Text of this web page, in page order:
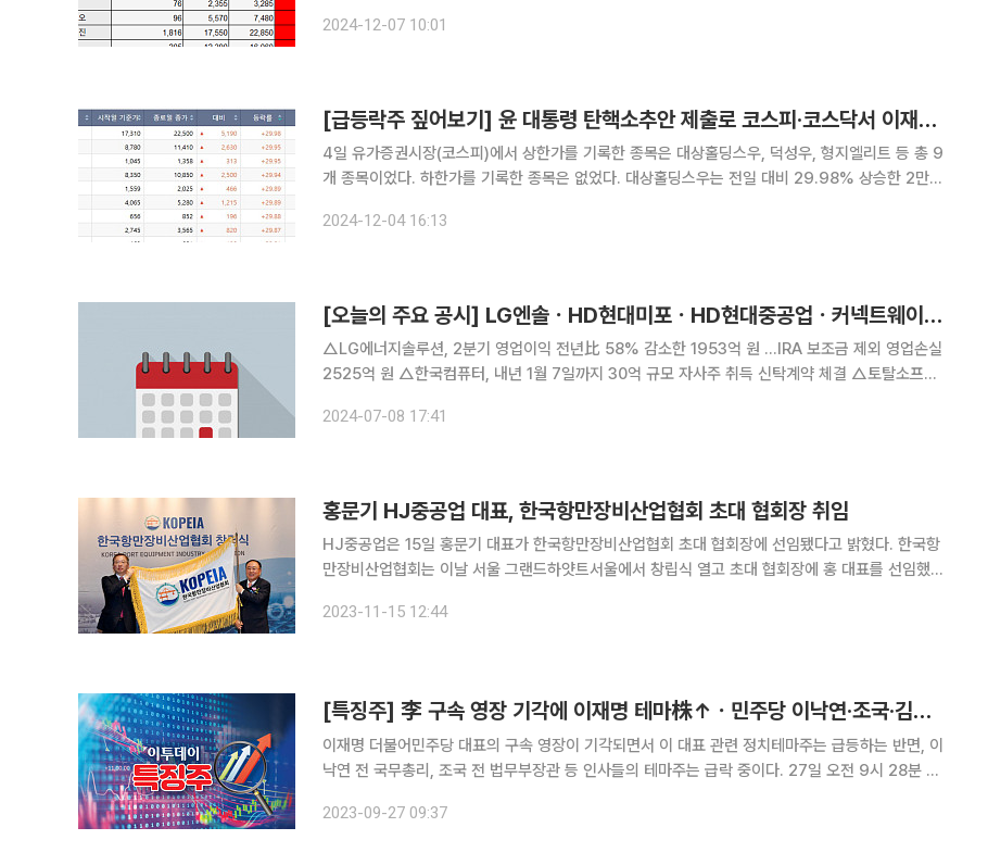
2024-12-07 10:01
[급등락주 짚어보기] 윤 대통령 탄핵소추안 제출로 코스피·코스닥서 이재명 관련주 무더기 상한가
4일 유가증권시장(코스피)에서 상한가를 기록한 종목은 대상홀딩스우, 덕성우, 형지엘리트 등 총 9
개 종목이었다. 하한가를 기록한 종목은 없었다. 대상홀딩스우는 전일 대비 29.98% 상승한 2만
했다. 전일(3일) 비상계엄 선포 사태 이후 윤석열 대통령에
2024-12-04 16:13
[오늘의 주요 공시] LG엔솔ㆍHD현대미포ㆍHD현대중공업ㆍ커넥트웨이브 등
△LG에너지솔루션, 2분기 영업이익 전년比 58% 감소한 1953억 원 …IRA 보조금 제외 영업손실
2525억 원 △한국컴퓨터, 내년 1월 7일까지 30억 규모 자사주 취득 신탁계약 체결 △토탈소프트,
공업, 노르웨이 송전청(Statnett SF)과
2024-07-08 17:41
홍문기 HJ중공업 대표, 한국항만장비산업협회 초대 협회장 취임
HJ중공업은 15일 홍문기 대표가 한국항만장비산업협회 초대 협회장에 선임됐다고 밝혔다. 한국항
만장비산업협회는 이날 서울 그랜드하얏트서울에서 창립식 열고 초대 협회장에 홍 대표를 선임했
협회는 항만장비산업 육성과 관련 기술 증진을 위해 항만크레인, 항만무인
2023-11-15 12:44
[특징주] 李 구속 영장 기각에 이재명 테마株↑ㆍ민주당 이낙연·조국·김동연株↓
이재명 더불어민주당 대표의 구속 영장이 기각되면서 이 대표 관련 정치테마주는 급등하는 반면, 이
낙연 전 국무총리, 조국 전 법무부장관 등 인사들의 테마주는 급락 중이다. 27일 오전 9시 28분 현
중이다. 같은 시각 에이텍(28.36%), 토탈소프트
2023-09-27 09:37